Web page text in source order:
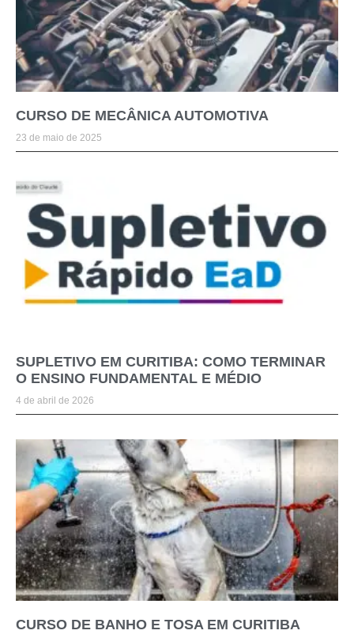
CURSO DE MECÂNICA AUTOMOTIVA
23 de maio de 2025
SUPLETIVO EM CURITIBA: COMO TERMINAR
O ENSINO FUNDAMENTAL E MÉDIO
4 de abril de 2026
CURSO DE BANHO E TOSA EM CURITIBA